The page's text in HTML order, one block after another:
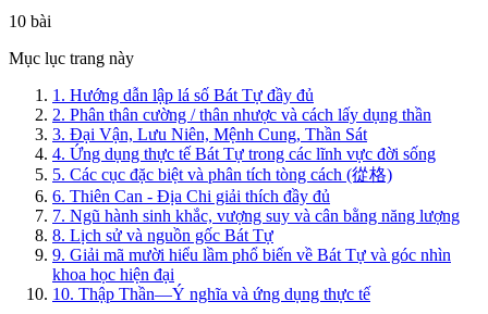
10 bài
Mục lục trang này
1. Hướng dẫn lập lá số Bát Tự đầy đủ
2. Phân thân cường / thân nhược và cách lấy dụng thần
3. Đại Vận, Lưu Niên, Mệnh Cung, Thần Sát
4. Ứng dụng thực tế Bát Tự trong các lĩnh vực đời sống
5. Các cục đặc biệt và phân tích tòng cách (從格)
6. Thiên Can - Địa Chi giải thích đầy đủ
7. Ngũ hành sinh khắc, vượng suy và cân bằng năng lượng
8. Lịch sử và nguồn gốc Bát Tự
9. Giải mã mười hiểu lầm phổ biến về Bát Tự và góc nhìn
khoa học hiện đại
10. Thập Thần—Ý nghĩa và ứng dụng thực tế